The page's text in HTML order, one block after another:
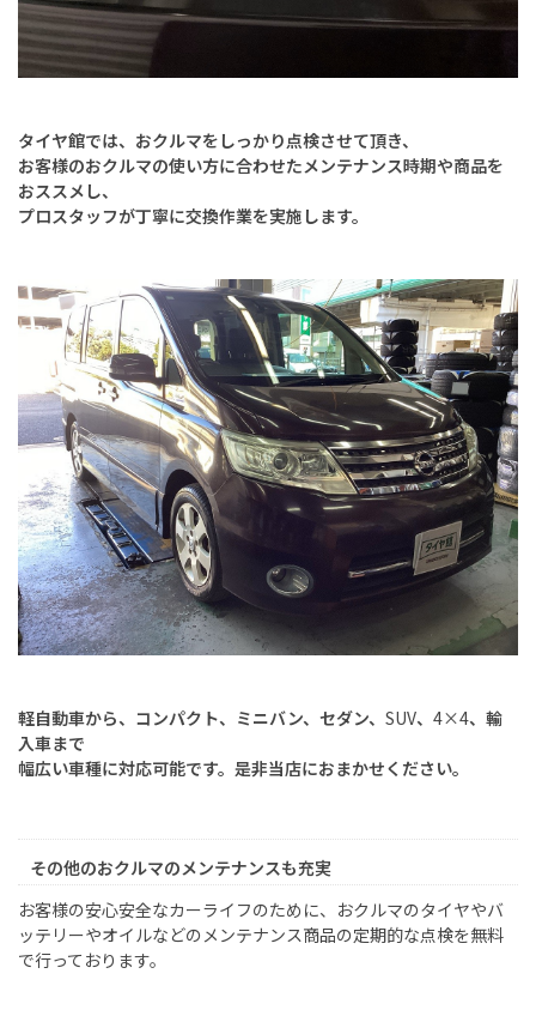
タイヤ館では、おクルマをしっかり点検させて頂き、
お客様のおクルマの使い方に合わせたメンテナンス時期や商品を
おススメし、
プロスタッフが丁寧に交換作業を実施します。
軽自動車から、コンパクト、ミニバン、セダン、 SUV、 4×4、輸
入車まで
幅広い車種に対応可能です。是非当店におまかせください。
その他のおクルマのメンテナンスも充実
お客様の安心安全なカーライフのために、おクルマのタイヤやバ
ッテリーやオイルなどのメンテナンス商品の定期的な点検を無料
で行っております。